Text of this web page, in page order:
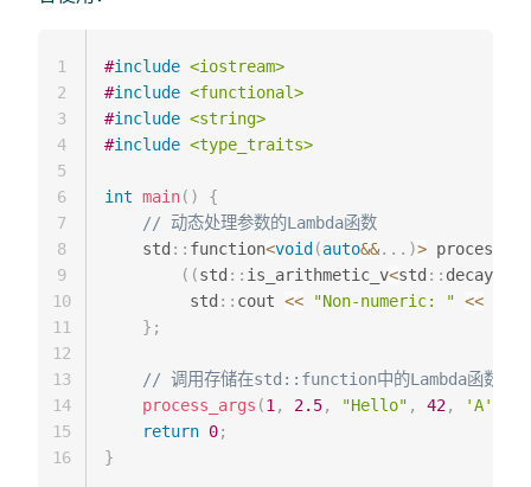
#include <iostream>
#include <functional>
#include <string>
#include <type_traits>
int main( )
{
// 动态处理参数的Lambda函数
    std
:: function<void (auto&&. . . )>
( (std :: is_arithmetic_v<std :: decay_t
         std
:: cout << "Non-numeric: " <<
} ;
// 调用存储在std::function中的Lambda函数
process_args (1 , 2.5, "Hello" , 42, 'A'
return 0;
}
1
2
3
4
5
6
7
8
9
10
11
12
13
14
15
16